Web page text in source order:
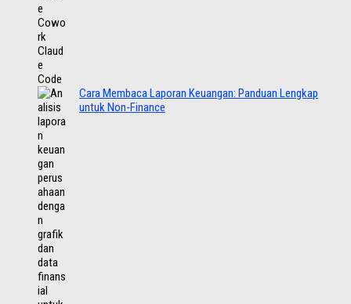
Cara Membaca Laporan Keuangan: Panduan Lengkap
untuk Non-Finance